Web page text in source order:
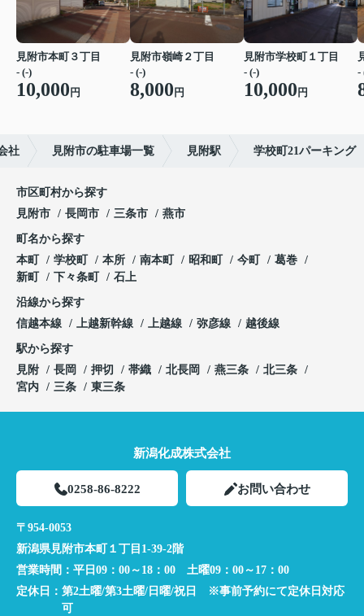
見附市本町３丁目
- (-)
10,000 円
見附市嶺崎２丁目
- (-)
8,000 円
見附市学校町１丁目
- (-)
10,000 円
-
社 見附市の駐車場一覧 見附駅 学校町21パーキング
市区町村から探す
見附市
長岡市 三条市 燕市
町名から探す
本町
学校町 本所 南本町 昭和町 今町
葛巻
新町
下々条町 石上
沿線から探す
信越本線
上越新幹線 上越線 弥彦線 越後線
駅から探す
見附
長岡 押切 帯織 北長岡 燕三条
北三条
宮内
三条 東三条
新潟化成株式会社
0258-86-8222 お問い合わせ
〒954-0053
新潟県見附市本町１丁目1-39-2階
営業時間： 平日09：00～18：00 土曜09：00～17：00
定休日： 第2土曜/第3土曜/日曜/祝日 ※事前予約にて定休日対応
可